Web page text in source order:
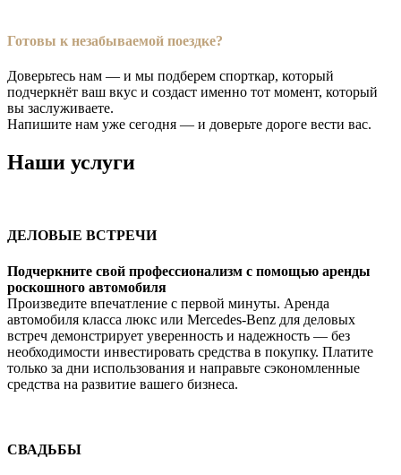
Готовы к незабываемой поездке?
Доверьтесь нам — и мы подберем спорткар, который
подчеркнёт ваш вкус и создаст именно тот момент, который
вы заслуживаете.
Напишите нам уже сегодня — и доверьте дороге вести вас.
Наши услуги
ДЕЛОВЫЕ ВСТРЕЧИ
Подчеркните свой профессионализм с помощью аренды
роскошного автомобиля
Произведите впечатление с первой минуты. Аренда
автомобиля класса люкс или Mercedes-Benz для деловых
встреч демонстрирует уверенность и надежность — без
необходимости инвестировать средства в покупку. Платите
только за дни использования и направьте сэкономленные
средства на развитие вашего бизнеса.
СВАДЬБЫ